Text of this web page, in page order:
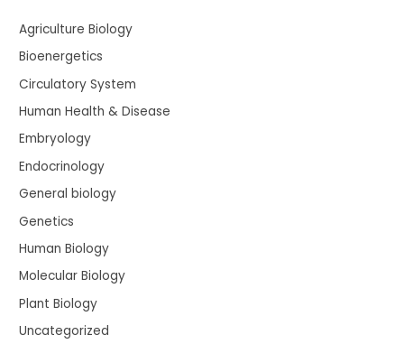
Agriculture Biology
Bioenergetics
Circulatory System
Human Health & Disease
Embryology
Endocrinology
General biology
Genetics
Human Biology
Molecular Biology
Plant Biology
Uncategorized